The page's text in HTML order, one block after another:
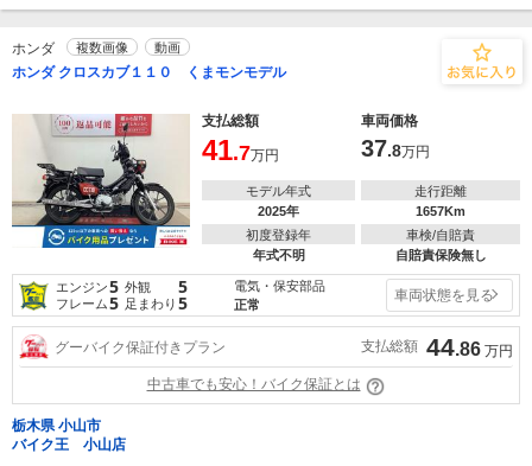
ホンダ 複数画像 動画
ホンダ クロスカブ１１０ くまモンモデル
支払総額 車両価格
41.7万円 37.8万円
モデル年式
2025年
走行距離
1657Km
初度登録年
年式不明
車検/自賠責
自賠責保険無し
エンジン5 外観 5
フレーム5 足まわり 5
電気・保安部品
正常
車両状態を見る
グーバイク保証付きプラン 支払総額 44.86 万円
中古車でも安心！バイク保証とは
栃木県 小山市
バイク王 小山店